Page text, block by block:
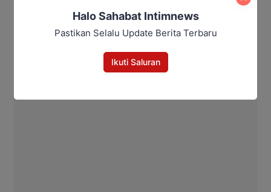
Halo Sahabat Intimnews
Pastikan Selalu Update Berita Terbaru
Ikuti Saluran